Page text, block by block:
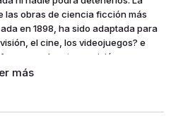
las obras de ciencia ficción más
en 1898, ha sido adaptada para
el cine, los videojuegos? e
es la retransmisión
por desatar el pánico real entre
realidad nos obligan a creer que
esta noche en una zona rural